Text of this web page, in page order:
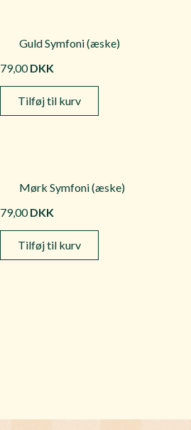
Guld Symfoni (æske)
79,00DKK
Tilføj til kurv
Mørk Symfoni (æske)
79,00DKK
Tilføj til kurv